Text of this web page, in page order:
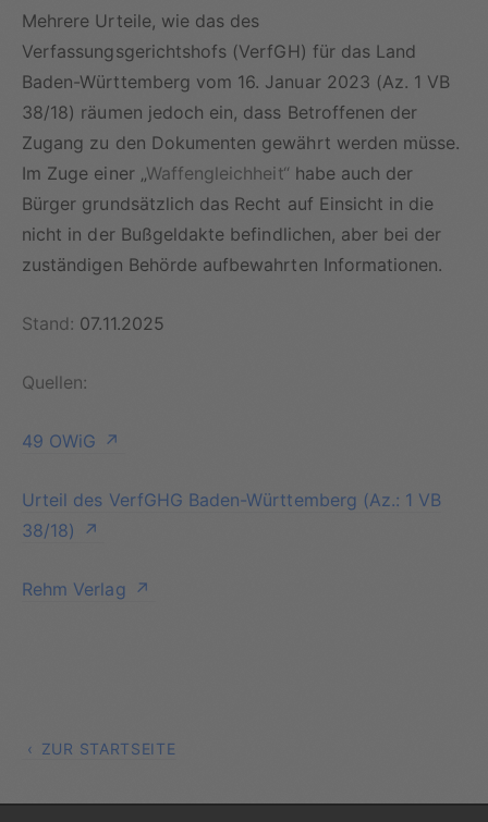
Mehrere Urteile, wie das des
Verfassungsgerichtshofs (VerfGH) für das Land
Baden-Württemberg vom 16. Januar 2023 (Az. 1 VB
38/18) räumen jedoch ein, dass Betroffenen der
Zugang zu den Dokumenten gewährt werden müsse.
Im Zuge einer „Waffengleichheit“ habe auch der
Bürger grundsätzlich das Recht auf Einsicht in die
nicht in der Bußgeldakte befindlichen, aber bei der
zuständigen Behörde aufbewahrten Informationen.
Stand: 07.11.2025
Quellen:
49 OWiG
Urteil des VerfGHG Baden-Württemberg (Az.: 1 VB
38/18)
Rehm Verlag
ZUR STARTSEITE